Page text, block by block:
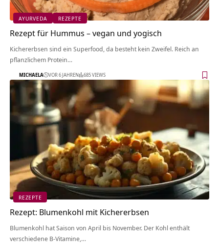
AYURVEDA REZEPTE
Rezept für Hummus – vegan und yogisch
Kichererbsen sind ein Superfood, da besteht kein Zweifel. Reich an
pflanzlichem Protein…
MICHAELA VOR 6 JAHREN 685 VIEWS
REZEPTE
Rezept: Blumenkohl mit Kichererbsen
Blumenkohl hat Saison von April bis November. Der Kohl enthält
verschiedene B-Vitamine,…